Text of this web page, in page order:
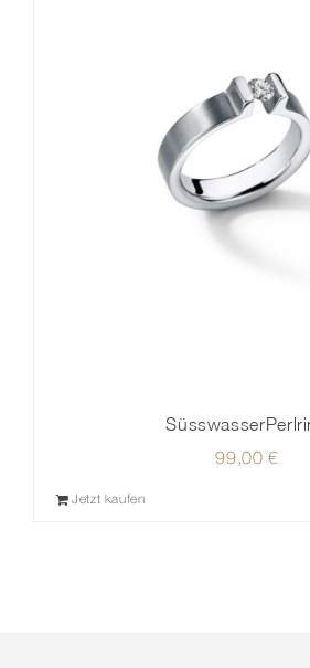
99,00€
Jetzt kaufen